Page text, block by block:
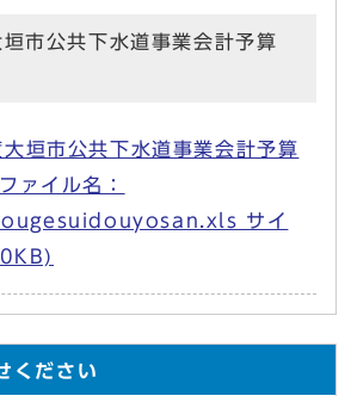
市公共下水道事業会計予算
垣市公共下水道事業会計予算
ァイル名：
サイ
ください